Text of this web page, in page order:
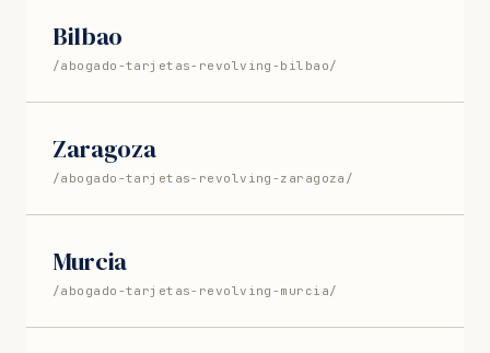
Bilbao
/abogado-tarjetas-revolving-bilbao/
Zaragoza
/abogado-tarjetas-revolving-zaragoza/
Murcia
/abogado-tarjetas-revolving-murcia/